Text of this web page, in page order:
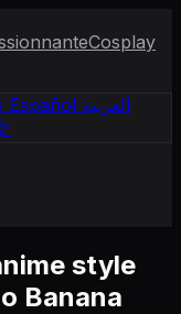
Cosplay
Español العربية
style
Banana